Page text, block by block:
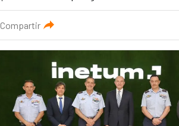
Compartir